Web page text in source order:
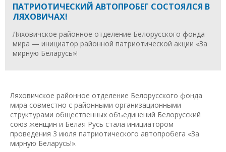
ПАТРИОТИЧЕСКИЙ АВТОПРОБЕГ СОСТОЯЛСЯ В
ЛЯХОВИЧАХ!
Ляховичское районное отделение Белорусского фонда
мира — инициатор районной патриотической акции «За
мирную Беларусь»!
Ляховичское районное отделение Белорусского фонда
мира совместно с районными организационными
структурами общественных объединений Белорусский
союз женщин и Белая Русь стала инициатором
проведения 3 июля патриотического автопробега «За
мирную Беларусь!».